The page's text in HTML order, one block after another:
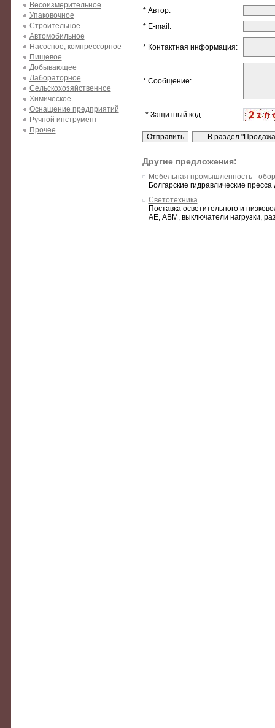
Весоизмерительное
Упаковочное
Строительное
Автомобильное
Насосное, компрессорное
Пищевое
Добывающее
Лабораторное
Сельскохозяйственное
Химическое
Оснащение предприятий
Ручной инструмент
Прочее
* Автор:
* E-mail:
* Контактная информация:
* Сообщение:
* Защитный код:
Другие предложения:
Мебельная промышленность -
Болгарские гидравлические
Светотехника
Поставка осветительного и
АЕ, АВМ, выключатели нагрузки,